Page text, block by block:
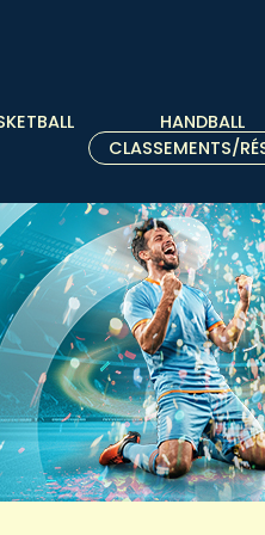
HANDBALL
CLASSEMENTS/